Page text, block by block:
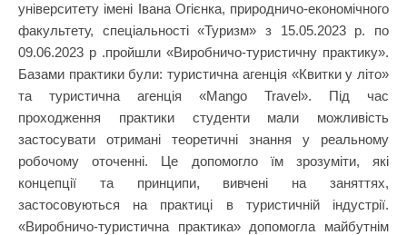
університету імені Івана Огієнка, природничо-економічного
факультету, спеціальності «Туризм» з 15.05.2023 р. по
09.06.2023 р .пройшли «Виробничо-туристичну практику».
Базами практики були: туристична агенція «Квитки у літо»
та туристична агенція «Mango Travel». Під час
проходження практики студенти мали можливість
застосувати отримані теоретичні знання у реальному
робочому оточенні. Це допомогло їм зрозуміти, які
концепції та принципи, вивчені на заняттях,
застосовуються на практиці в туристичній індустрії.
«Виробничо-туристична практика» допомогла майбутнім